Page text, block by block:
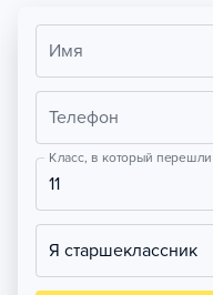
Имя
Телефон
Класс, в который перешли
11
Я старшеклассник